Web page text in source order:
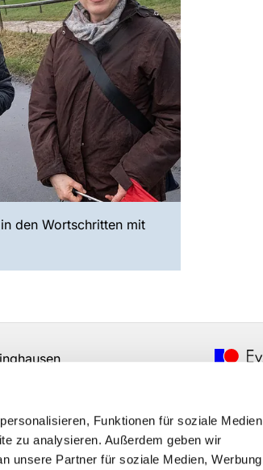
Funktionen für soziale Medien
zu analysieren. Außerdem geben wir
unsere Partner für soziale Medien, Werbung
den Wortschritten mit